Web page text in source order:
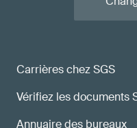
Carrières chez SGS
Vérifiez les documents
Annuaire des bureaux